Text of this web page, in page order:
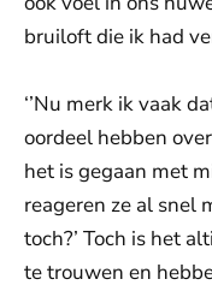
bruiloft die ik had
‘’Nu merk ik vaak
oordeel hebben
het is gegaan met
reageren ze al snel
toch?’ Toch is het
te trouwen en